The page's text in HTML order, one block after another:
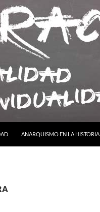
ANARQUISMO EN LA HISTORIA